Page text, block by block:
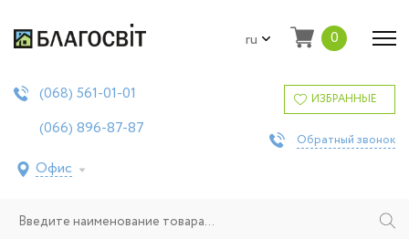
ru 0
(068) 561-01-01
(066) 896-87-87
Офис
ИЗБРАННЫЕ
Обратный звонок